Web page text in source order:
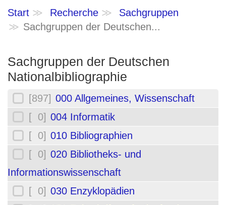
Start Recherche
Sachgruppen
Sachgruppen der Deutschen...
Sachgruppen der Deutschen
Nationalbibliographie
[897] 000 Allgemeines, Wissenschaft
[ 0] 004 Informatik
[ 0] 010 Bibliographien
[ 0] 020 Bibliotheks- und
Informationswissenschaft
[ 0] 030 Enzyklopädien